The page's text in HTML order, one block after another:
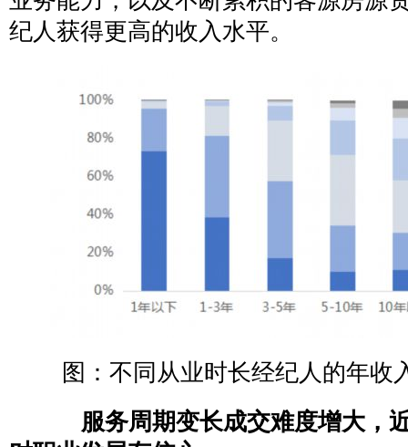
纪人获得更高的收入水平。
图：不同从业时长经纪人的年
服务周期变长成交难度增大，